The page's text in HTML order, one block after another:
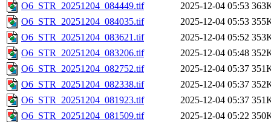
O6_STR_20251204_084449.tif
2025-12-04 05:53
O6_STR_20251204_084035.tif
2025-12-04 05:53
O6_STR_20251204_083621.tif
2025-12-04 05:52
O6_STR_20251204_083206.tif
2025-12-04 05:48
O6_STR_20251204_082752.tif
2025-12-04 05:37
O6_STR_20251204_082338.tif
2025-12-04 05:37
O6_STR_20251204_081923.tif
2025-12-04 05:37
O6_STR_20251204_081509.tif
2025-12-04 05:22